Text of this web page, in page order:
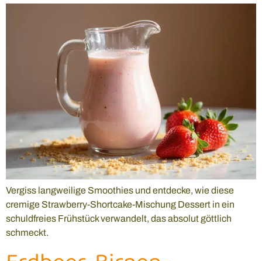
Vergiss langweilige Smoothies und entdecke, wie diese
cremige Strawberry-Shortcake-Mischung Dessert in ein
schuldfreies Frühstück verwandelt, das absolut göttlich
schmeckt.